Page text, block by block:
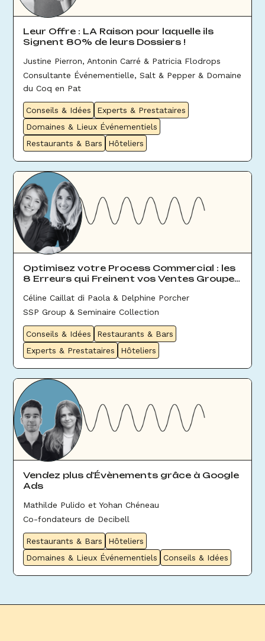
Leur Offre : LA Raison pour laquelle ils
Signent 80% de leurs Dossiers !
Justine Pierron, Antonin Carré & Patricia Flodrops
Consultante Événementielle, Salt & Pepper & Domaine
du Coq en Pat
Conseils & Idées
Experts & Prestataires
Domaines & Lieux Événementiels
Restaurants & Bars
Hôteliers
Optimisez votre Process Commercial : les
8 Erreurs qui Freinent vos Ventes Groupes
Céline Caillat di Paola & Delphine Porcher
SSP Group & Seminaire Collection
Conseils & Idées
Restaurants & Bars
Experts & Prestataires
Hôteliers
Vendez plus d'Évènements grâce à Google
Ads
Mathilde Pulido et Yohan Chéneau
Co-fondateurs de Decibell
Restaurants & Bars
Hôteliers
Domaines & Lieux Événementiels
Conseils & Idées